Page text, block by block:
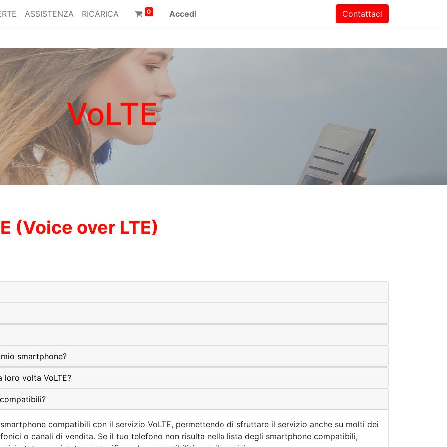
ASSISTENZA RICARICA 0 Accedi Contattaci
VoLTE
(Voice over LTE)
smartphone?
loro volta VoLTE?
compatibili con il servizio VoLTE, permettendo di sfruttare il servizio anche su molti dei
o canali di vendita. Se il tuo telefono non risulta nella lista degli smartphone compatibili,